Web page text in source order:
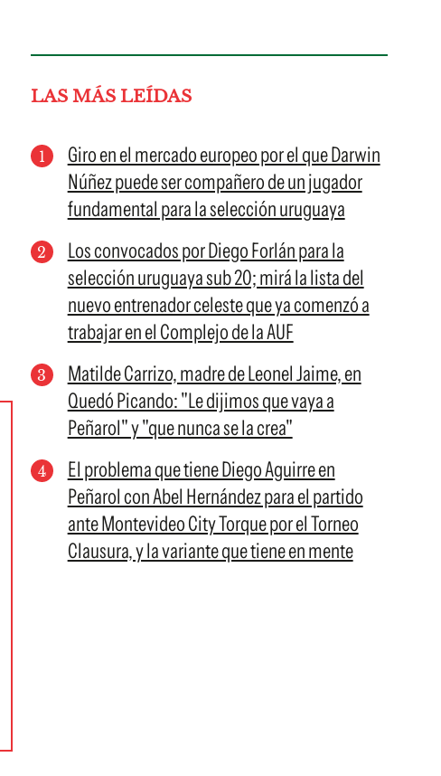
LAS MÁS LEÍDAS
Giro en el mercado europeo por el que Darwin
Núñez puede ser compañero de un jugador
fundamental para la selección uruguaya
Los convocados por Diego Forlán para la
selección uruguaya sub 20; mirá la lista del
nuevo entrenador celeste que ya comenzó a
trabajar en el Complejo de la AUF
Matilde Carrizo, madre de Leonel Jaime, en
Quedó Picando: "Le dijimos que vaya a
Peñarol" y "que nunca se la crea"
El problema que tiene Diego Aguirre en
Peñarol con Abel Hernández para el partido
ante Montevideo City Torque por el Torneo
Clausura, y la variante que tiene en mente